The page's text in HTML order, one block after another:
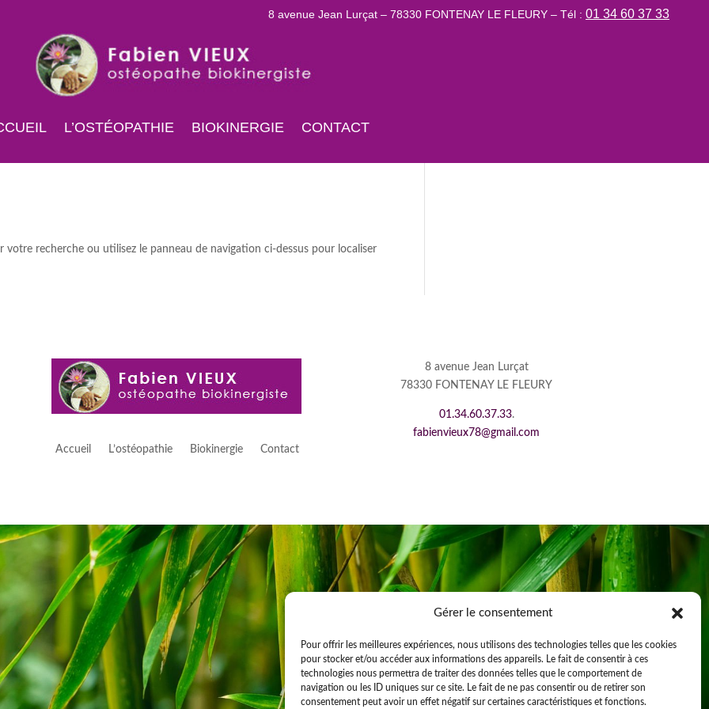
Gérer le consentement
Pour offrir les meilleures expériences, nous utilisons des technologies telles que les cookies
pour stocker et/ou accéder aux informations des appareils. Le fait de consentir à ces
technologies nous permettra de traiter des données telles que le comportement de
navigation ou les ID uniques sur ce site. Le fait de ne pas consentir ou de retirer son
consentement peut avoir un effet négatif sur certaines caractéristiques et fonctions.
8 avenue Jean Lurçat – 78330 FONTENAY LE FLEURY – Tél : 01 34 60 37 33
L’OSTÉOPATHIE BIOKINERGIE CONTACT
votre recherche ou utilisez le panneau de navigation ci-dessus pour localiser
Accueil L’ostéopathie Biokinergie Contact
8 avenue Jean Lurçat
78330 FONTENAY LE FLEURY
01.34.60.37.33.
fabienvieux78@gmail.com